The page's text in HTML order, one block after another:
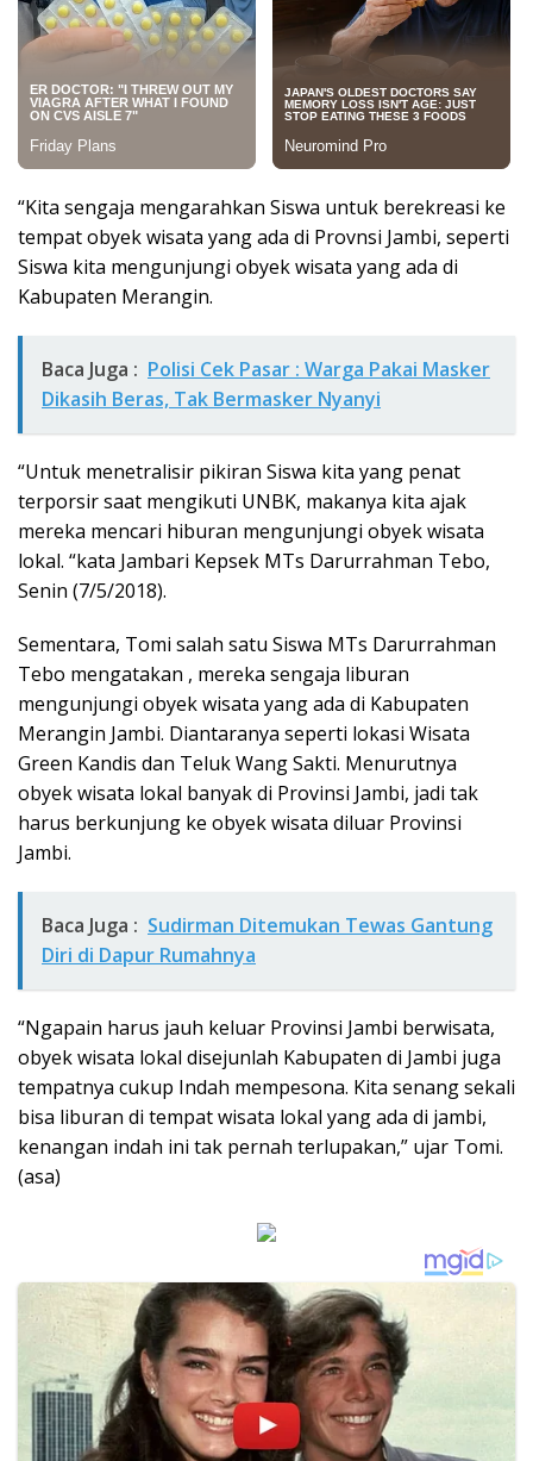
“Kita sengaja mengarahkan Siswa untuk berekreasi ke
tempat obyek wisata yang ada di Provnsi Jambi, seperti
Siswa kita mengunjungi obyek wisata yang ada di
Kabupaten Merangin.
Baca Juga : Polisi Cek Pasar : Warga Pakai Masker
Dikasih Beras, Tak Bermasker Nyanyi
“Untuk menetralisir pikiran Siswa kita yang penat
terporsir saat mengikuti UNBK, makanya kita ajak
mereka mencari hiburan mengunjungi obyek wisata
lokal. “kata Jambari Kepsek MTs Darurrahman Tebo,
Senin (7/5/2018).
Sementara, Tomi salah satu Siswa MTs Darurrahman
Tebo mengatakan , mereka sengaja liburan
mengunjungi obyek wisata yang ada di Kabupaten
Merangin Jambi. Diantaranya seperti lokasi Wisata
Green Kandis dan Teluk Wang Sakti. Menurutnya
obyek wisata lokal banyak di Provinsi Jambi, jadi tak
harus berkunjung ke obyek wisata diluar Provinsi
Jambi.
Baca Juga : Sudirman Ditemukan Tewas Gantung
Diri di Dapur Rumahnya
“Ngapain harus jauh keluar Provinsi Jambi berwisata,
obyek wisata lokal disejunlah Kabupaten di Jambi juga
tempatnya cukup Indah mempesona. Kita senang sekali
bisa liburan di tempat wisata lokal yang ada di jambi,
kenangan indah ini tak pernah terlupakan,” ujar Tomi.
(asa)